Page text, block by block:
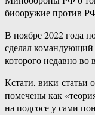
биооружие против
В ноябре 2022 года
сделал
которого недавно во
Кстати, вики-статьи
помечены как
на подсосе у сами